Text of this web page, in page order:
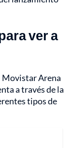
ver a
Movistar Arena
a través de la
tipos de